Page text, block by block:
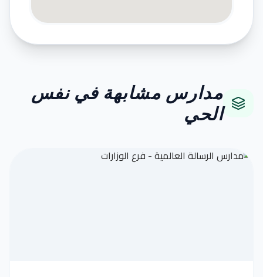
مدارس مشابهة في نفس
الحي